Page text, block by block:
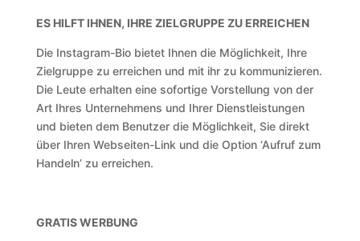
ES HILFT IHNEN, IHRE ZIELGRUPPE ZU ERREICHEN
Die Instagram-Bio bietet Ihnen die Möglichkeit, Ihre
Zielgruppe zu erreichen und mit ihr zu kommunizieren.
Die Leute erhalten eine sofortige Vorstellung von der
Art Ihres Unternehmens und Ihrer Dienstleistungen
und bieten dem Benutzer die Möglichkeit, Sie direkt
über Ihren Webseiten-Link und die Option ‘Aufruf zum
Handeln’ zu erreichen.
GRATIS WERBUNG